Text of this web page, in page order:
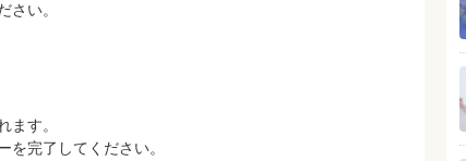
い。
す。
完了してください。